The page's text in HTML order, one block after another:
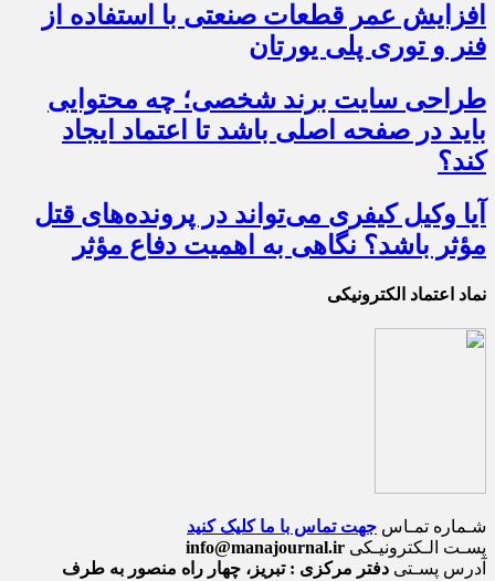
افزایش عمر قطعات صنعتی با استفاده از
فنر و توری پلی یورتان
طراحی سایت برند شخصی؛ چه محتوایی
باید در صفحه اصلی باشد تا اعتماد ایجاد
کند؟
آیا وکیل کیفری می‌تواند در پرونده‌های قتل
مؤثر باشد؟ نگاهی به اهمیت دفاع مؤثر
نماد اعتماد الکترونیکی
شـماره تمـاس جهت تماس با ما کلیک کنید
پسـت الـکترونیـکی info@manajournal.ir
آدرس پسـتی دفتر مرکزی : تبریز، چهار راه منصور به طرف